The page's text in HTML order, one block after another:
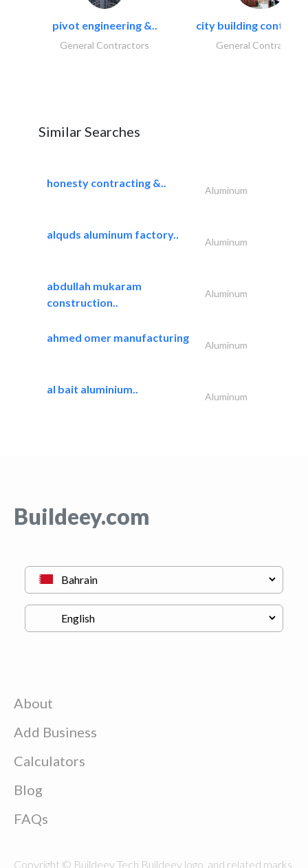
pivot engineering &..
General Contractors
city building
General Contractors
Similar Searches
honesty contracting &..
Aluminum
alquds aluminum factory..
Aluminum
abdullah mukaram
construction..
Aluminum
ahmed omer manufacturing
Aluminum
al bait aluminium..
Aluminum
Buildeey.com
About
Add Business
Calculators
Blog
FAQs
Copyright © Buildeey Tech Buildeey logo, and related marks